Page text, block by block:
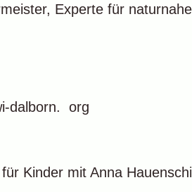
Experte für
dalborn. org
Kinder mit Anna